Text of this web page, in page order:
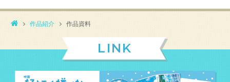
作品紹介 作品資料
LINK